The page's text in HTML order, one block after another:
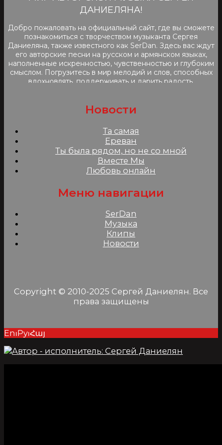
ДАНИЕЛЯНА!
Добро пожаловать на официальный сайт, где вы сможете
познакомиться с творчеством музыканта Сергея
Даниеляна, также известного как SerDan. Здесь вас ждут
его авторские песни на русском и армянском языках,
наполненные искренностью, чувственностью и глубоким
смыслом. Погрузитесь в мир мелодий и слов, способных
вдохновлять, поддерживать и дарить радость.
Новости
Та самая
Ереван
Ты была рядом, но не со мной
Вместе Мы
Любовь онлайн
Меню навигации
SerDan
Музыка
Клипы
Новости
Copyright © 2010-2025 Сергей Даниелян. Все
права защищены
En⏐Ру⏐Հայ